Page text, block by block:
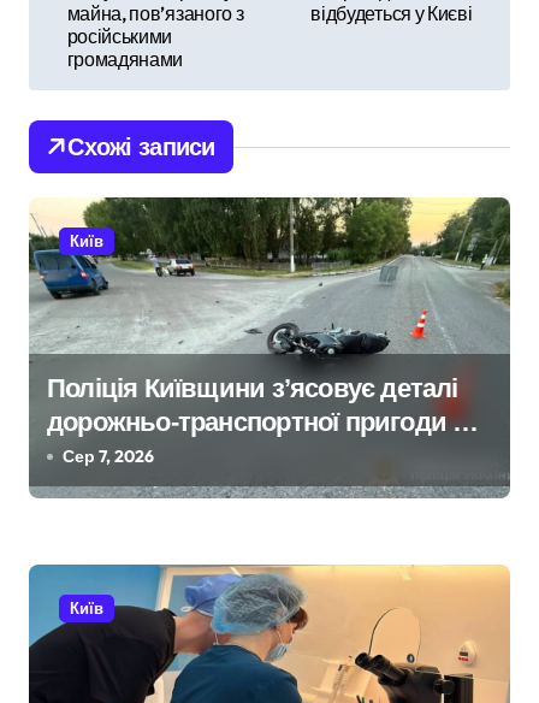
а
ц
і
я
з
а
п
и
с
і
майна, пов’язаного з
російськими
громадянами
відбудеться у Києві
Схожі записи
Київ
Поліція Київщини з’ясовує деталі
дорожньо-транспортної пригоди в
селі Щербаки за участю двох
неповнолітніх постраждалих
Сер 7, 2026
Київ